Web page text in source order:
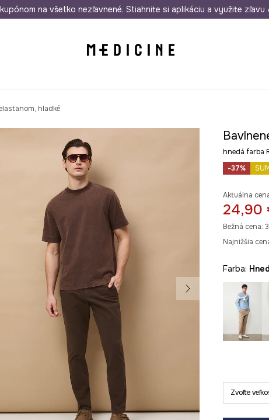
od 50 € Odoslanie aj do 24 hodín 30 dní na
kupónom na všetko nezľavnené. Stiahnite si aplikáciu a využite zľavu
hladké
hnedá farba
-37%
Aktuálna
24,90
Bežná cena:
Najnižšia
Farba:
Zvoľte